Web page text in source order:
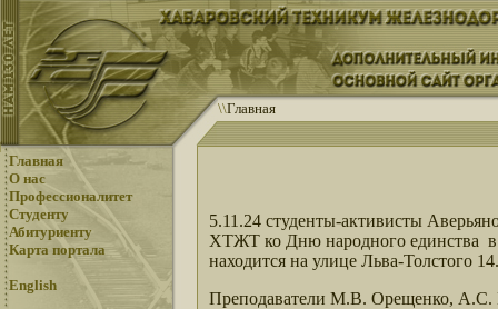
\\Главная
Главная
О нас
Профессионалитет
Студенту
Абитуриенту
Карта портала
English
5.11.24 студенты-активисты
ХТЖТ ко Дню народного единства
находится на улице Льва-Толстого 14.
Преподаватели М.В. Орещенко, А.С.